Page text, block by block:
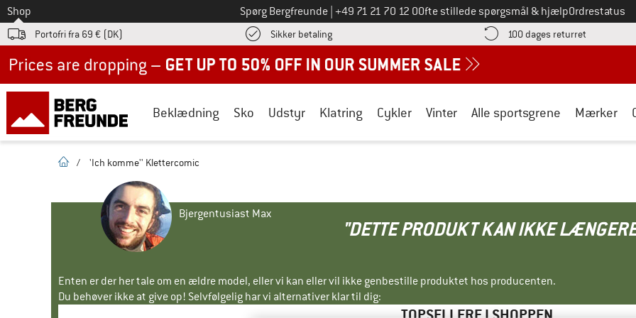
Til
Shop Spørg Bergfreunde Ring til os på
+49 71 21 70 12 0Ofte stillede spørgsmål & hjælpOrdrestatus
Portofri fra 69 € (DK) Sikker betalingFind betalingsoplysningerne her! Åbnes i en infoboks
100 dages returret Gå til
Beklædning Sko Udstyr Klatring Cykler Vinter Alle sportsgrene Mærker
Hjemmeside
/ 'Ich komme'' Klettercomic
Bjergentusiast Max
"DETTE PRODUKT KAN IKKE
Enten er der her tale om en ældre model, eller vi kan eller vil ikke genbestille produktet hos producenten.
Du behøver ikke at give op! Selvfølgelig har vi alternativer klar til dig: